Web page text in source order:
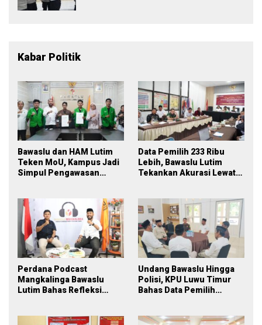
Kabar Politik
Bawaslu dan HAM Lutim
Teken MoU, Kampus Jadi
Simpul Pengawasan
Data Pemilih 233 Ribu
Lebih, Bawaslu Lutim
Tekankan Akurasi Lewat
Perdana Podcast
Mangkalinga Bawaslu
Lutim Bahas Refleksi
Undang Bawaslu Hingga
Polisi, KPU Luwu Timur
Bahas Data Pemilih